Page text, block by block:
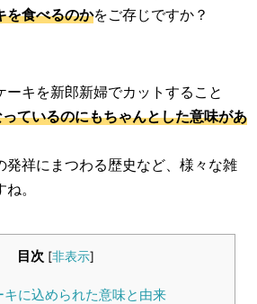
を食べるのかをご存じですか？
キを新郎新婦でカットすること
ているのにもちゃんとした意味があ
発祥にまつわる歴史など、様々な雑
。
目次 [非表示]
に込められた意味と由来